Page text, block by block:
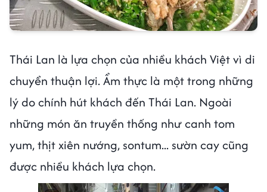
Thái Lan là lựa chọn của nhiều khách Việt vì di
chuyển thuận lợi. Ẩm thực là một trong những
lý do chính hút khách đến Thái Lan. Ngoài
những món ăn truyền thống như canh tom
yum, thịt xiên nướng, sontum... sườn cay cũng
được nhiều khách lựa chọn.